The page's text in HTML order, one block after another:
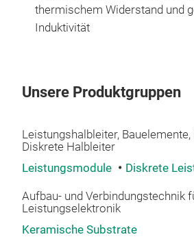
thermischem Widerstand und
Induktivität
Unsere Produktgruppen
Leistungshalbleiter,
Diskrete Halbleiter
Leistungsmodule
Diskrete
Aufbau- und Verbindungstechnik
Leistungselektronik
Keramische Substrate